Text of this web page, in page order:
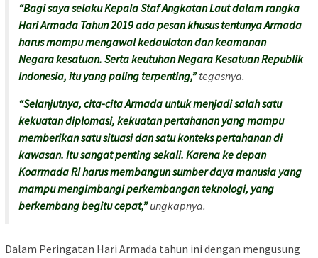
“Bagi saya selaku Kepala Staf Angkatan Laut dalam rangka
Hari Armada Tahun 2019 ada pesan khusus tentunya Armada
harus mampu mengawal kedaulatan dan keamanan
Negara kesatuan. Serta keutuhan Negara Kesatuan Republik
Indonesia, itu yang paling terpenting,” tegasnya.
“Selanjutnya, cita-cita Armada untuk menjadi salah satu
kekuatan diplomasi, kekuatan pertahanan yang mampu
memberikan satu situasi dan satu konteks pertahanan di
kawasan. Itu sangat penting sekali. Karena ke depan
Koarmada RI harus membangun sumber daya manusia yang
mampu mengimbangi perkembangan teknologi, yang
berkembang begitu cepat,” ungkapnya.
Dalam Peringatan Hari Armada tahun ini dengan mengusung